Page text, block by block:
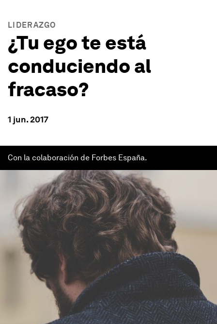
LIDERAZGO
¿Tu ego te está
conduciendo al
fracaso?
1 jun. 2017
Con la colaboración de Forbes España.